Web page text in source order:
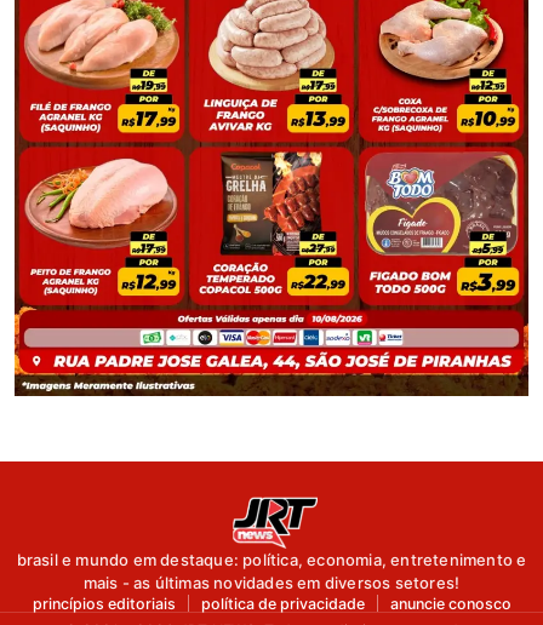
brasil e mundo em destaque: política, economia, entretenimento e
mais - as últimas novidades em diversos setores!
princípios editoriais política de privacidade
anuncie conosco